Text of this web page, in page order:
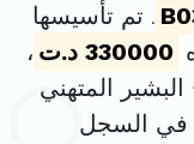
. تم تأسيسها
330000 د.ت
،
الرئيسي في عدد1 نهج البشير المتهني
في السجل